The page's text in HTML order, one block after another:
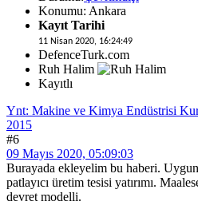
Konumu: Ankara
Kayıt Tarihi
11 Nisan 2020, 16:24:49
DefenceTurk.com
Ruh Halim
Kayıtlı
Ynt: Makine ve Kimya Endüstrisi
2015
#6
09 Mayıs 2020, 05:09:03
Burayada ekleyelim bu haberi.
patlayıcı üretim tesisi yatırımı.
devret modelli.